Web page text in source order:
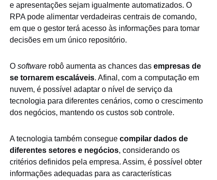
e apresentações sejam igualmente automatizados. O
RPA pode alimentar verdadeiras centrais de comando,
em que o gestor terá acesso às informações para tomar
decisões em um único repositório.
O software robô aumenta as chances das empresas de
se tornarem escaláveis. Afinal, com a computação em
nuvem, é possível adaptar o nível de serviço da
tecnologia para diferentes cenários, como o crescimento
dos negócios, mantendo os custos sob controle.
A tecnologia também consegue compilar dados de
diferentes setores e negócios, considerando os
critérios definidos pela empresa. Assim, é possível obter
informações adequadas para as características